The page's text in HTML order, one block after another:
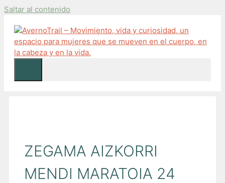
Saltar al contenido
ZEGAMA AIZKORRI
MENDI MARATOIA 24